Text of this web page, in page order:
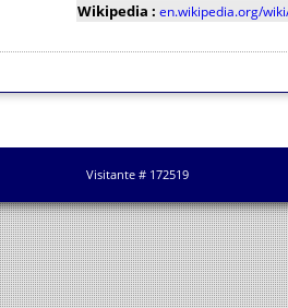
Wikipedia : en.wikipedia.org/
Visitante # 172519